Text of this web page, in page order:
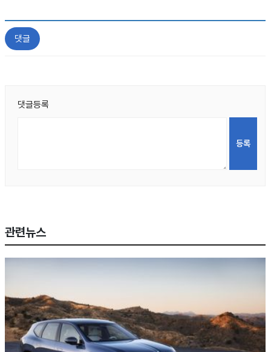
댓글
댓글등록
관련뉴스